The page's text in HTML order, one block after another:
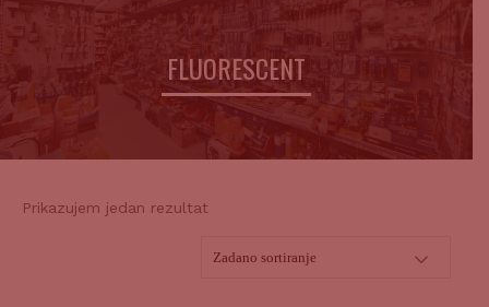
FLUORESCENT
Prikazujem jedan rezultat